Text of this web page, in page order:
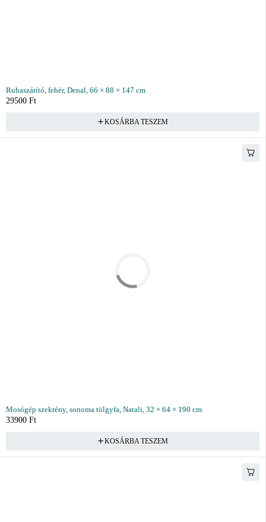
Ruhaszárító, fehér, Denal, 66 × 88 × 147 cm
29500 Ft
KOSÁRBA TESZEM
Mosógép szekrény, sonoma tölgyfa, Natali, 32 × 64 × 190 cm
33900 Ft
KOSÁRBA TESZEM